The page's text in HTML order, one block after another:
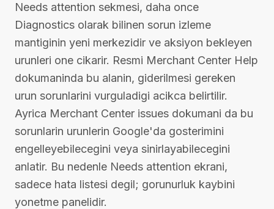
Needs attention sekmesi, daha once
Diagnostics olarak bilinen sorun izleme
mantiginin yeni merkezidir ve aksiyon bekleyen
urunleri one cikarir. Resmi Merchant Center Help
dokumaninda bu alanin, giderilmesi gereken
urun sorunlarini vurguladigi acikca belirtilir.
Ayrica Merchant Center issues dokumani da bu
sorunlarin urunlerin Google'da gosterimini
engelleyebilecegini veya sinirlayabilecegini
anlatir. Bu nedenle Needs attention ekrani,
sadece hata listesi degil; gorunurluk kaybini
yonetme panelidir.